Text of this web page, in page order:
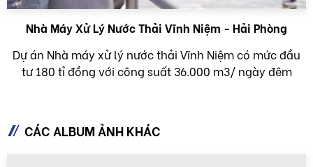
Nhà Máy Xử Lý Nước Thải Vĩnh Niệm - Hải Phòng
Dự án Nhà máy xử lý nước thải Vĩnh Niệm có mức đầu
tư 180 tỉ đồng với công suất 36.000 m3/ ngày đêm
CÁC ALBUM ẢNH KHÁC